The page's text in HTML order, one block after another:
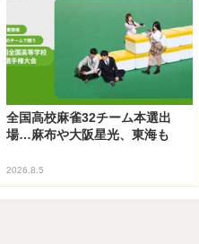
全国高校麻雀32チーム本選出
場…麻布や大阪星光、東海も
2026.8.5